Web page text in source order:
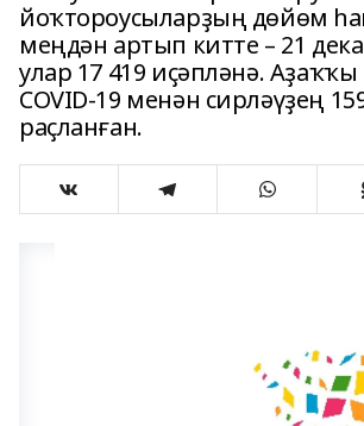
йоҡтороусыларҙың дөйөм
меңдән артып китте – 21
улар 17 419 иҫәпләнә. Аҙаҡҡы
COVID-19 менән сирләүҙең
раҫланған.